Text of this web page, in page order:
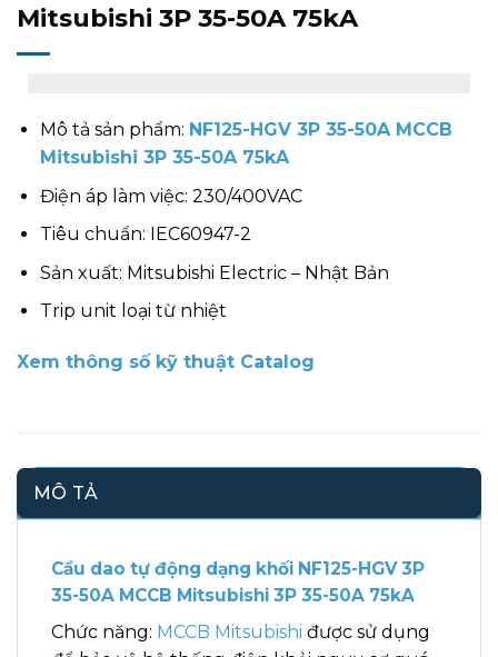
Mitsubishi 3P 35-50A 75kA
Mô tả sản phẩm: NF125-HGV 3P 35-50A MCCB
Mitsubishi 3P 35-50A 75kA
Điện áp làm việc: 230/400VAC
Tiêu chuẩn: IEC60947-2
Sản xuất: Mitsubishi Electric – Nhật Bản
Trip unit loại từ nhiệt
Xem thông số kỹ thuật Catalog
MÔ TẢ
Cầu dao tự động dạng khối NF125-HGV 3P
35-50A MCCB Mitsubishi 3P 35-50A 75kA
Chức năng: MCCB Mitsubishi được sử dụng